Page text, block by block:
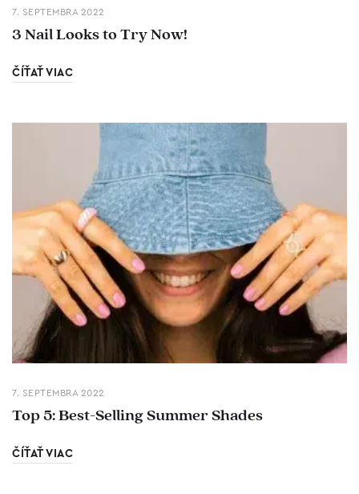
7. SEPTEMBRA 2022
3 Nail Looks to Try Now!
ČÍŤAŤ VIAC
7. SEPTEMBRA 2022
Top 5: Best-Selling Summer Shades
ČÍŤAŤ VIAC